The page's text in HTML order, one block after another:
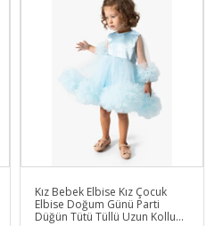
Kız Bebek Elbise Kız Çocuk
Elbise Doğum Günü Parti
Düğün Tütü Tüllü Uzun Kollu